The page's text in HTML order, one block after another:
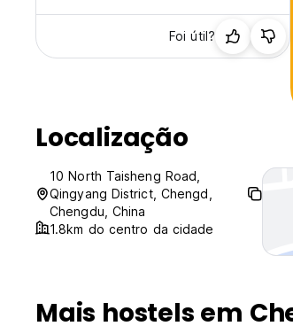
Foi útil?
Localização
10 North Taisheng Road,
Qingyang District, Chengd,
Chengdu, China
1.8km do centro da cidade
Mais hostels em